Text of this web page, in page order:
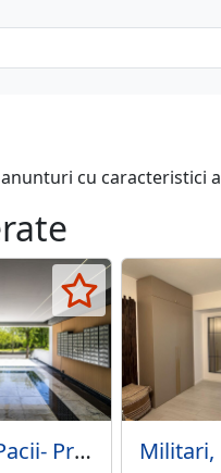
cu caracteristici
Militari- Pacii- Preciziei, 2 camere, 58.7 mp, Bloc Nou, Ideal Investitie Militari,